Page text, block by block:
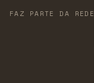
FAZ PARTE DA REDE